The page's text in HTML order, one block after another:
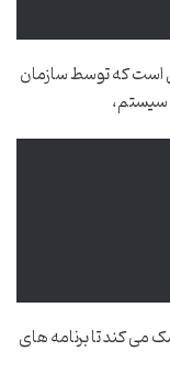
است که توسط سازمان
می کند تا برنامه های